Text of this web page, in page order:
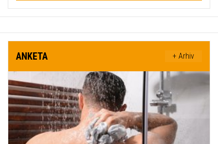
ANKETA + Arhiv